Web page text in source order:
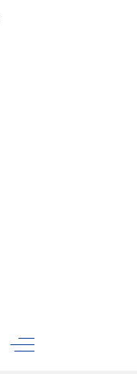
Off-Canvas Toggle